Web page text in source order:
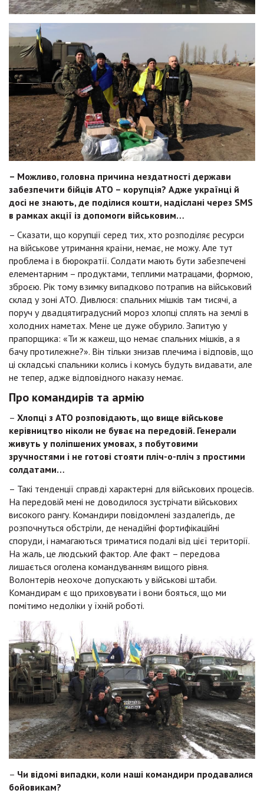
– Можливо, головна причина нездатності держави
забезпечити бійців АТО – корупція? Адже українці й
досі не знають, де поділися кошти, надіслані через SMS
в рамках акції із допомоги військовим…
– Сказати, що корупції серед тих, хто розподіляє ресурси
на військове утримання країни, немає, не можу. Але тут
проблема і в бюрократії. Солдати мають бути забезпечені
елементарним – продуктами, теплими матрацами, формою,
зброєю. Рік тому взимку випадково потрапив на військовий
склад у зоні АТО. Дивлюся: спальних мішків там тисячі, а
поруч у двадцятиградусний мороз хлопці сплять на землі в
холодних наметах. Мене це дуже обурило. Запитую у
прапорщика: «Ти ж кажеш, що немає спальних мішків, а я
бачу протилежне?». Він тільки знизав плечима і відповів, що
ці складські спальники колись і комусь будуть видавати, але
не тепер, адже відповідного наказу немає.
Про командирів та армію
– Хлопці з АТО розповідають, що вище військове
керівництво ніколи не буває на передовій. Генерали
живуть у поліпшених умовах, з побутовими
зручностями і не готові стояти пліч-о-пліч з простими
солдатами…
– Такі тенденції справді характерні для військових процесів.
На передовій мені не доводилося зустрічати військових
високого рангу. Командири повідомлені заздалегідь, де
розпочнуться обстріли, де ненадійні фортифікаційні
споруди, і намагаються триматися подалі від цієї території.
На жаль, це людський фактор. Але факт – передова
лишається оголена командуванням вищого рівня.
Волонтерів неохоче допускають у військові штаби.
Командирам є що приховувати і вони бояться, що ми
помітимо недоліки у їхній роботі.
– Чи відомі випадки, коли наші командири продавалися
бойовикам?